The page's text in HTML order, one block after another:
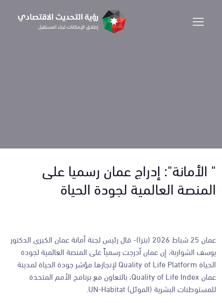
" الأمانة": إدراج عمان رسميا على
المنصة العالمية لجودة الحياة
عمان 25 شباط 2026 (بترا)- قال رئيس لجنة أمانة عمان الكبرى الدكتور
يوسف الشواربة، إن عمان أدرجت رسمياً على المنصة العالمية لجودة
الحياة Quality of Life Platform لإنجازها مؤشر جودة الحياة لمدينة
عمان Quality of Life Index، بالتعاون مع برنامج الأمم المتحدة
للمستوطنات البشرية (الموئل) UN-Habitat.